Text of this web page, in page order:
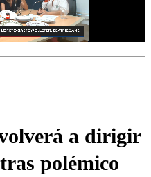
a dirigir
polémico